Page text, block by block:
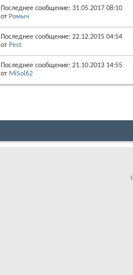
Последнее сообщение: 31.05.2017
отРомыч
Последнее сообщение: 22.12.2015
отPest
Последнее сообщение: 21.10.2013
отMiSol62